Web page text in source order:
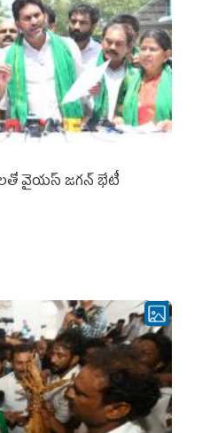
వైయస్ జగన్ భేటీ